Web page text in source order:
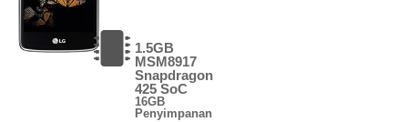
1.5GB
MSM8917
Snapdragon
425 SoC
16GB
Penyimpanan